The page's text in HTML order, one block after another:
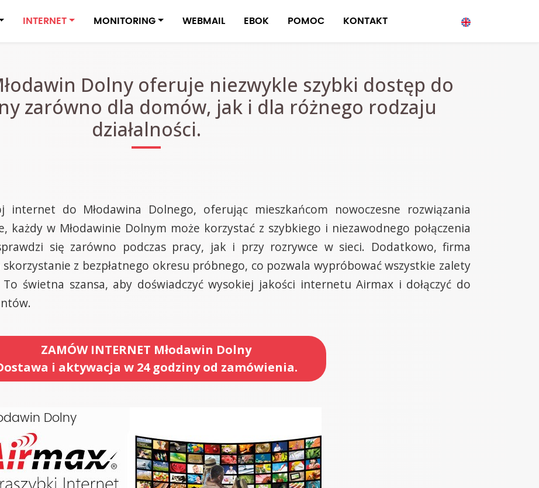
INTERNET MONITORING WEBMAIL EBOK POMOC KONTAKT
Dolny oferuje niezwykle szybki dostęp do
zarówno dla domów, jak i dla różnego rodzaju
działalności.
internet do Młodawina Dolnego, oferując mieszkańcom nowoczesne rozwiązania
każdy w Młodawinie Dolnym może korzystać z szybkiego i niezawodnego połączenia
się zarówno podczas pracy, jak i przy rozrywce w sieci. Dodatkowo, firma
z bezpłatnego okresu próbnego, co pozwala wypróbować wszystkie zalety
świetna szansa, aby doświadczyć wysokiej jakości internetu Airmax i dołączyć do
ZAMÓW INTERNET Młodawin Dolny
i aktywacja w 24 godziny od zamówienia.